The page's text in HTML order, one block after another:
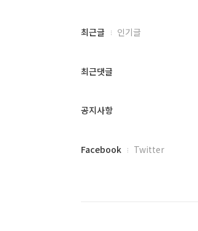
최
과
글
최근글 인기글
최근댓글
공지사항
페
Facebook Twitter